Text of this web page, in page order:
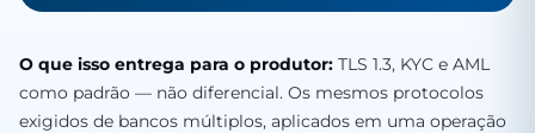
O que isso entrega para o produtor: TLS 1.3, KYC e AML
como padrão — não diferencial. Os mesmos protocolos
exigidos de bancos múltiplos, aplicados em uma operação